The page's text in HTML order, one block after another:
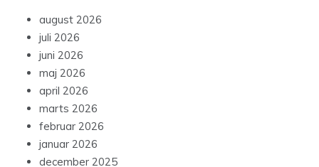
august 2026
juli 2026
juni 2026
maj 2026
april 2026
marts 2026
februar 2026
januar 2026
december 2025